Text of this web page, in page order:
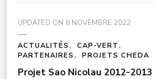
UPDATED ON 8 NOVEMBRE 2022
ACTUALITÉS
CAP-VERT
PARTENAIRES
PROJETS CHEDA
Projet Sao Nicolau 2012-2013